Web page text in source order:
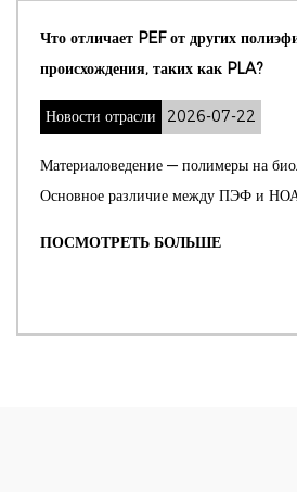
Что отличает PEF от других
происхождения, таких как PLA?
Новости отрасли 2026-07-22
Материаловедение — полимеры на
Основное различие между ПЭФ и
ПОСМОТРЕТЬ БОЛЬШЕ